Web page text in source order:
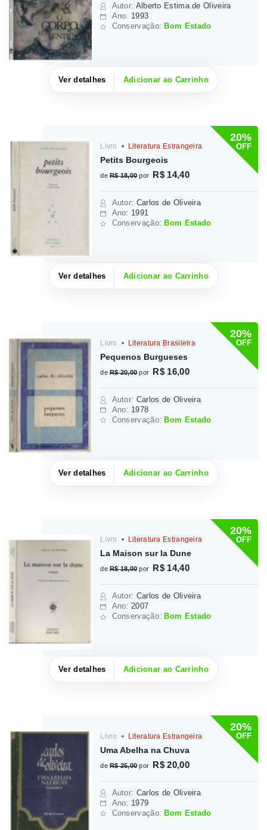
Autor: Alberto Estima de Oliveira
Ano: 1993
Conservação: Bom Estado
Ver detalhes Adicionar ao Carrinho
20%
OFF
Livro Literatura Estrangeira
Petits Bourgeois
de R$ 18,00 por R$ 14,40
Autor: Carlos de Oliveira
Ano: 1991
Conservação: Bom Estado
Ver detalhes Adicionar ao Carrinho
20%
OFF
Livro Literatura Brasileira
Pequenos Burgueses
de R$ 20,00 por R$ 16,00
Autor: Carlos de Oliveira
Ano: 1978
Conservação: Bom Estado
Ver detalhes Adicionar ao Carrinho
20%
OFF
Livro Literatura Estrangeira
La Maison sur la Dune
de R$ 18,00 por R$ 14,40
Autor: Carlos de Oliveira
Ano: 2007
Conservação: Bom Estado
Ver detalhes Adicionar ao Carrinho
20%
OFF
Livro Literatura Estrangeira
Uma Abelha na Chuva
de R$ 25,00 por R$ 20,00
Autor: Carlos de Oliveira
Ano: 1979
Conservação: Bom Estado